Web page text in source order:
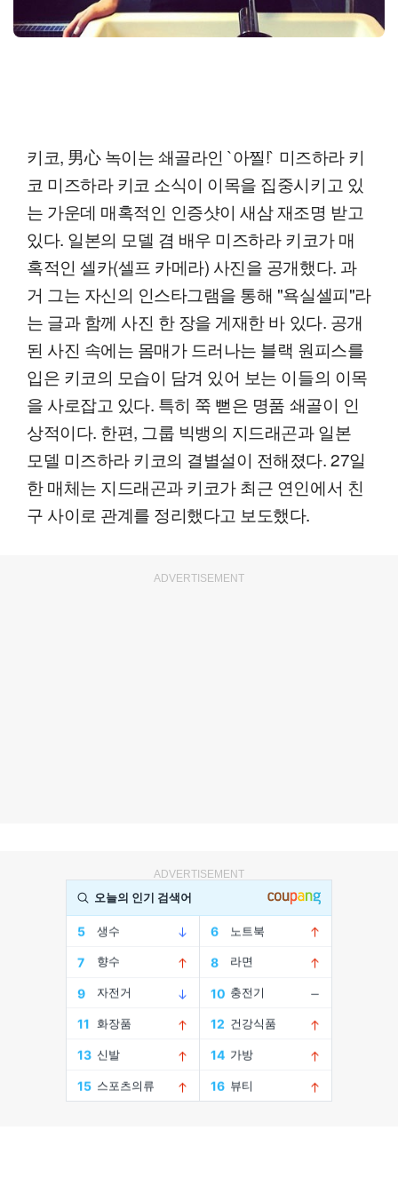
키코, 男心 녹이는 쇄골라인 `아찔!` 미즈하라 키
코 미즈하라 키코 소식이 이목을 집중시키고 있
는 가운데 매혹적인 인증샷이 새삼 재조명 받고
있다. 일본의 모델 겸 배우 미즈하라 키코가 매
혹적인 셀카(셀프 카메라) 사진을 공개했다. 과
거 그는 자신의 인스타그램을 통해 "욕실셀피"라
는 글과 함께 사진 한 장을 게재한 바 있다. 공개
된 사진 속에는 몸매가 드러나는 블랙 원피스를
입은 키코의 모습이 담겨 있어 보는 이들의 이목
을 사로잡고 있다. 특히 쭉 뻗은 명품 쇄골이 인
상적이다. 한편, 그룹 빅뱅의 지드래곤과 일본
모델 미즈하라 키코의 결별설이 전해졌다. 27일
한 매체는 지드래곤과 키코가 최근 연인에서 친
구 사이로 관계를 정리했다고 보도했다.
ADVERTISEMENT
ADVERTISEMENT